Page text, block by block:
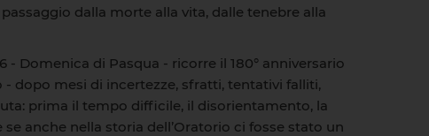
dalla morte alla vita, dalle tenebre alla
Domenica di Pasqua - ricorre il 180° anniversario
- dopo mesi di incertezze, sfratti, tentativi falliti,
prima il tempo difficile, il disorientamento, la
anche nella storia dell’Oratorio ci fosse stato un